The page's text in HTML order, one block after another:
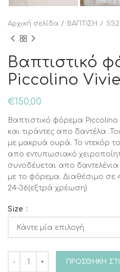
Αρχική σελίδα ΒΑΠΤΙΣΗ
Βαπτιστικό
Piccolino
€150,00
Βαπτιστικό φόρεμα
και τιράντες απο δαντέλα
με μακρυά ουρά. Το ντεκόρ
απο εντυπωσιακό
συνοδέυεται απο
με το φόρεμα. Διαθέσιμο σε 4
24-36(εξτρά χρέωση)
Size
ΠΡΟΣΘΉΚΗ